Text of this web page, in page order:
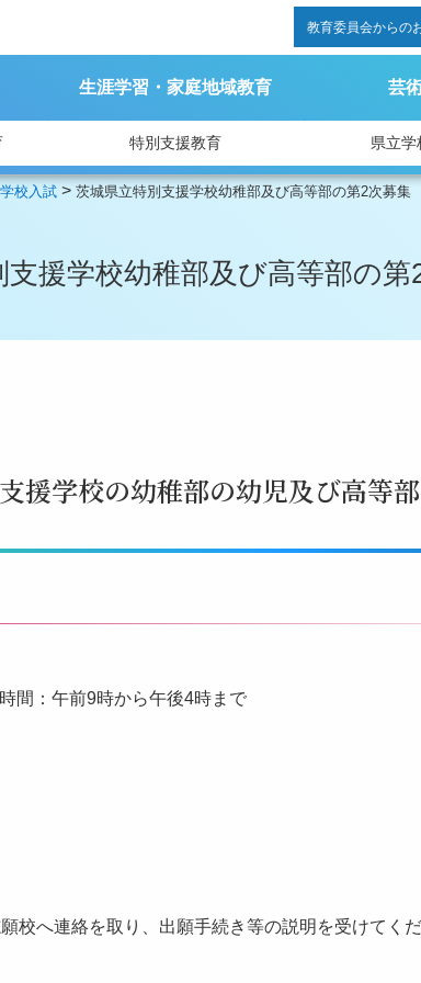
教育委員会からの
生涯学習・家庭地域教育 芸
特別支援教育 県立学
校入試 >茨城県立特別支援学校幼稚部及び高等部の第2次募集
支援学校幼稚部及び高等部の第
援学校の幼稚部の幼児及び高等
間：午前9時から午後4時まで
校へ連絡を取り、出願手続き等の説明を受けてく